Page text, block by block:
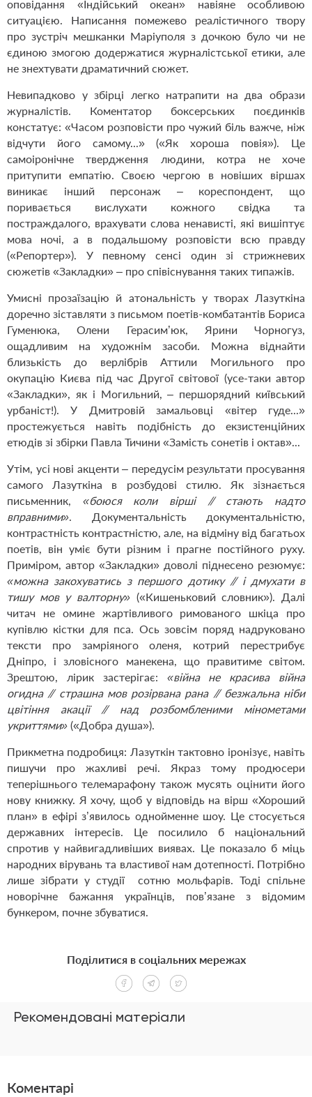
оповідання «Індійський океан» навіяне особливою
ситуацією. Написання помежево реалістичного твору
про зустріч мешканки Маріуполя з дочкою було чи не
єдиною змогою додержатися журналістської етики, але
не знехтувати драматичний сюжет.
Невипадково у збірці легко натрапити на два образи
журналістів. Коментатор боксерських поєдинків
констатує: «Часом розповісти про чужий біль важче, ніж
відчути його самому...» («Як хороша повія»). Це
самоіронічне твердження людини, котра не хоче
притупити емпатію. Своєю чергою в новіших віршах
виникає інший персонаж – кореспондент, що
поривається вислухати кожного свідка та
постраждалого, врахувати слова ненависті, які вишіптує
мова ночі, а в подальшому розповісти всю правду
(«Репортер»). У певному сенсі один зі стрижневих
сюжетів «Закладки» – про співіснування таких типажів.
Умисні прозаїзацію й атональність у творах Лазуткіна
доречно зіставляти з письмом поетів-комбатантів Бориса
Гуменюка, Олени Герасим’юк, Ярини Чорногуз,
ощадливим на художнім засоби. Можна віднайти
близькість до верлібрів Аттили Могильного про
окупацію Києва під час Другої світової (усе-таки автор
«Закладки», як і Могильний, – першорядний київський
урбаніст!). У Дмитровій замальовці «вітер гуде...»
простежується навіть подібність до екзистенційних
етюдів зі збірки Павла Тичини «Замість сонетів і октав»...
Утім, усі нові акценти – передусім результати просування
самого Лазуткіна в розбудові стилю. Як зізнається
письменник, «боюся коли вірші
// стають надто
вправними». Документальність документальністю,
контрастність контрастністю, але, на відміну від багатьох
поетів, він уміє бути різним і прагне постійного руху.
Приміром, автор «Закладки» доволі піднесено резюмує:
«можна закохуватись з пeршого дотику // і дмухати в
тишу мов у валторну» («Кишеньковий словник»). Далі
читач не омине жартівливого римованого шкіца про
купівлю кістки для пса. Ось зовсім поряд надруковано
тексти про замріяногооленя, котрий перестрибує
Дніпро, і зловісного манекена, що правитиме світом.
Зрештою, лірик застерігає: «війна не красива війна
огидна // страшна мов розірвана рана // безжальна ніби
цвітіння акації // над розбомбленими мінометами
укриттями» («Добра душа»).
Прикметна подробиця: Лазуткін тактовно іронізує, навіть
пишучи про жахливі речі. Якраз тому продюсери
теперішнього телемарафону також мусять оцінити його
нову книжку. Я хочу, щоб у відповідь на вірш «Хороший
план» в ефірі з’явилось однойменне шоу. Це стосується
державних інтересів. Це посилило б національний
спротив у найвигадливіших виявах. Це показало б міць
народних вірувань та властивої нам дотепності. Потрібно
лише зібрати у студії сотню мольфарів. Тоді спільне
новорічне бажання українців, пов’язане з відомим
бункером, почне збуватися.
Рекомендовані матеріали
Поділитися в соціальних мережах
Коментарі